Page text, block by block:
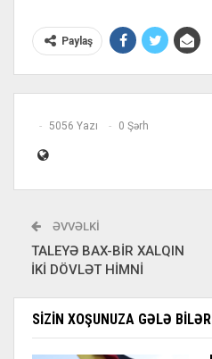
Paylaş
5056 Yazı 0 Şərh
ƏVVƏLKI
TALEYƏ BAX-BİR XALQIN
İKİ DÖVLƏT HİMNİ
SIZIN XOŞUNUZA GƏLƏ BILƏR